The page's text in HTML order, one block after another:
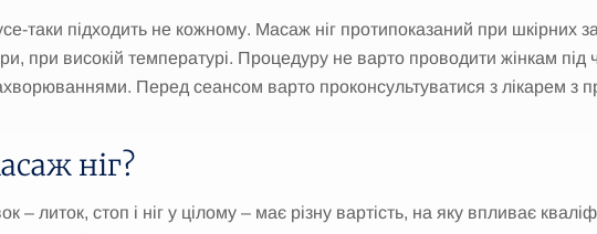
таки підходить не кожному. Масаж ніг протипоказаний при шкірних
при високій температурі. Процедуру не варто проводити жінкам під
Перед сеансом варто проконсультуватися з лікарем з
ніг?
– литок, стоп і ніг у цілому – має різну вартість, на яку впливає